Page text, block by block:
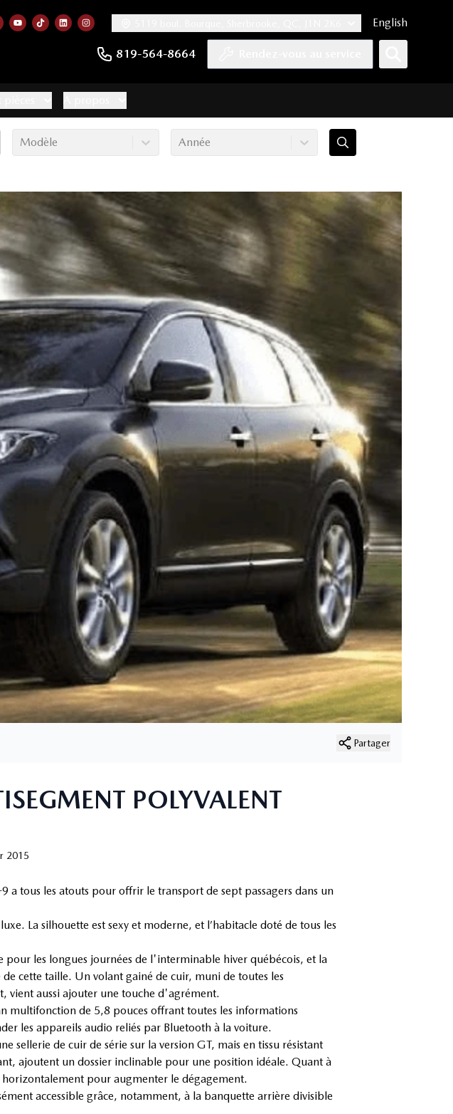
819-564-8664
notre page facebook
vers notre compte Twitter
Lien vers notre chaîne YouTube
Lien vers notre compte Tiktok
Lien vers notre compte LinkedIn
Lien vers notre compte Instagram
English
Modèle Année
Partager
POLYVALENT
2015
tous les atouts pour offrir le transport de sept passagers dans un
La silhouette est sexy et moderne, et l’habitacle doté de tous les
pour les longues journées de l'interminable hiver québécois, et la
cette taille. Un volant gainé de cuir, muni de toutes les
vient aussi ajouter une touche d'agrément.
multifonction de 5,8 pouces offrant toutes les informations
les appareils audio reliés par Bluetooth à la voiture.
sellerie de cuir de série sur la version GT, mais en tissu résistant
ajoutent un dossier inclinable pour une position idéale. Quant à
pour augmenter le dégagement.
accessible grâce, notamment, à la banquette arrière divisible